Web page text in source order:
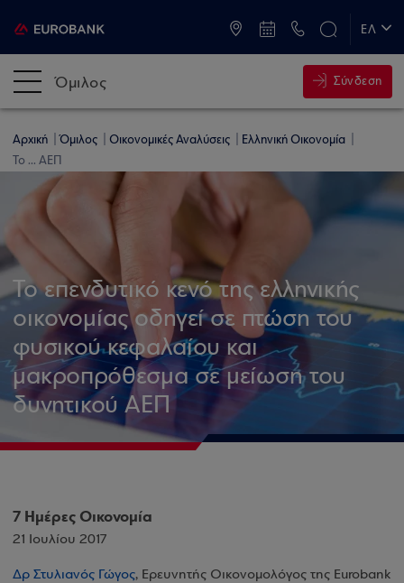
ΕΛ
Όμιλος Σύνδεση
Αρχική Όμιλος Οικονομικές Αναλύσεις
Ελληνική Οικονομία
Το ... ΑΕΠ
Το επενδυτικό κενό της ελληνικής
οικονομίας οδηγεί σε πτώση του
φυσικού κεφαλαίου και
μακροπρόθεσμα σε μείωση του
δυνητικού ΑΕΠ
7 Ημέρες Οικονομία
21 Ιουλίου 2017
Δρ Στυλιανός Γώγος, Ερευνητής Οικονομολόγος της Eurobank